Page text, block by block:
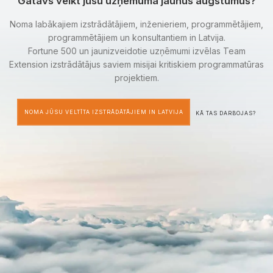
Noma labākajiem izstrādātājiem, inženieriem, programmētājiem,
programmētājiem un konsultantiem in Latvija.
Fortune 500 un jaunizveidotie uzņēmumi izvēlas Team
Extension izstrādātājus saviem misijai kritiskiem programmatūras
projektiem.
NOMA JŪSU VELTĪTA IZSTRĀDĀTĀJIEM IN LATVIJA KĀ TAS DARBOJAS?